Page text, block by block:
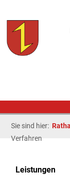
Sie sind hier:
Verfahren
Leistungen